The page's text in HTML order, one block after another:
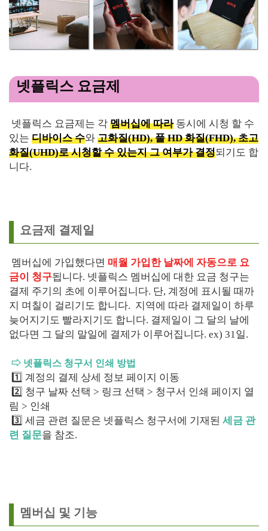
넷플릭스 요금제
넷플릭스 요금제는 각 멤버십에 따라동시에 시청 할 수
있는 디바이스 수와 고화질(HD), 풀 HD 화질(FHD), 초고
화질(UHD)로 시청할 수 있는지 그 여부가 결정되기도 합
니다.
요금제 결제일
멤버십에 가입했다면 매월 가입한 날짜에 자동으로 요
금이 청구됩니다. 넷플릭스 멤버십에 대한 요금 청구는
결제 주기의 초에 이루어집니다. 단, 계정에 표시될 때까
지 며칠이 걸리기도 합니다. 지역에 따라 결제일이 하루
늦어지기도 빨라지기도 합니다. 결제일이 그 달의 날에
없다면 그 달의 말일에 결제가 이루어집니다. ex) 31일.
⇨ 넷플릭스 청구서 인쇄 방법
1️⃣ 계정의 결제 상세 정보 페이지 이동
2️⃣ 청구 날짜 선택 > 링크 선택 > 청구서 인쇄 페이지 열
림 > 인쇄
3️⃣ 세금 관련 질문은 넷플릭스 청구서에 기재된 세금 관
련 질문을 참조.
멤버십 및 기능